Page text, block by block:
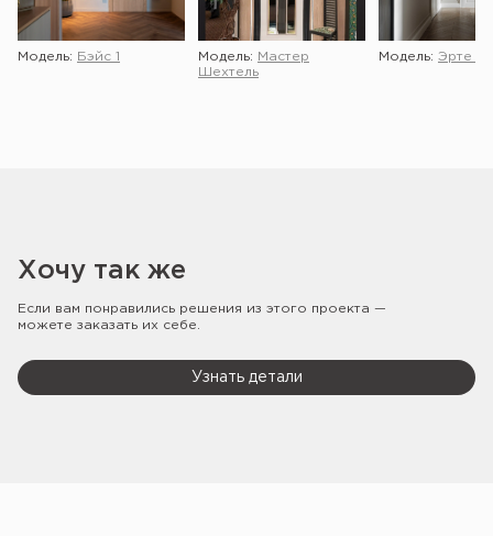
Модель: Бэйс 1 Модель:
Мастер
Шехтель
Модель: Эрте 2
Хочу так же
Если вам понравились решения из этого проекта —
можете заказать их себе.
Узнать детали